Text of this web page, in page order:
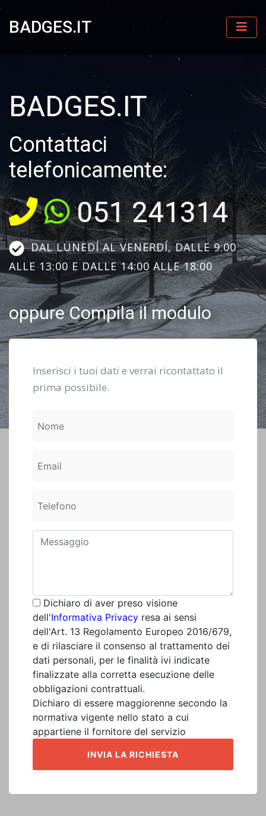
BADGES.IT
BADGES.IT
Contattaci
telefonicamente:
051 241314
DAL LUNEDÍ AL VENERDÍ, DALLE 9:00
ALLE 13:00 E DALLE 14:00 ALLE 18:00
oppure Compila il modulo
Inserisci i tuoi dati e verrai ricontattato il
prima possibile.
Dichiaro di aver preso visione
dell'Informativa Privacy resa ai sensi
dell'Art. 13 Regolamento Europeo 2016/679,
e di rilasciare il consenso al trattamento dei
dati personali, per le finalità ivi indicate
finalizzate alla corretta esecuzione delle
obbligazioni contrattuali.
Dichiaro di essere maggiorenne secondo la
normativa vigente nello stato a cui
appartiene il fornitore del servizio